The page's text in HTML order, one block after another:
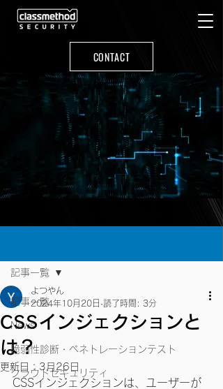
CONTACT
記事一覧
News
脆弱性診断・ペネトレーションテスト
クラウドセキュリティ
記事一覧
CSSインジェクションと
は？
よつやん
2024年10月20日 読了時間: 3分
更新日： 3月26日
CSSインジェクションは、ユーザーが